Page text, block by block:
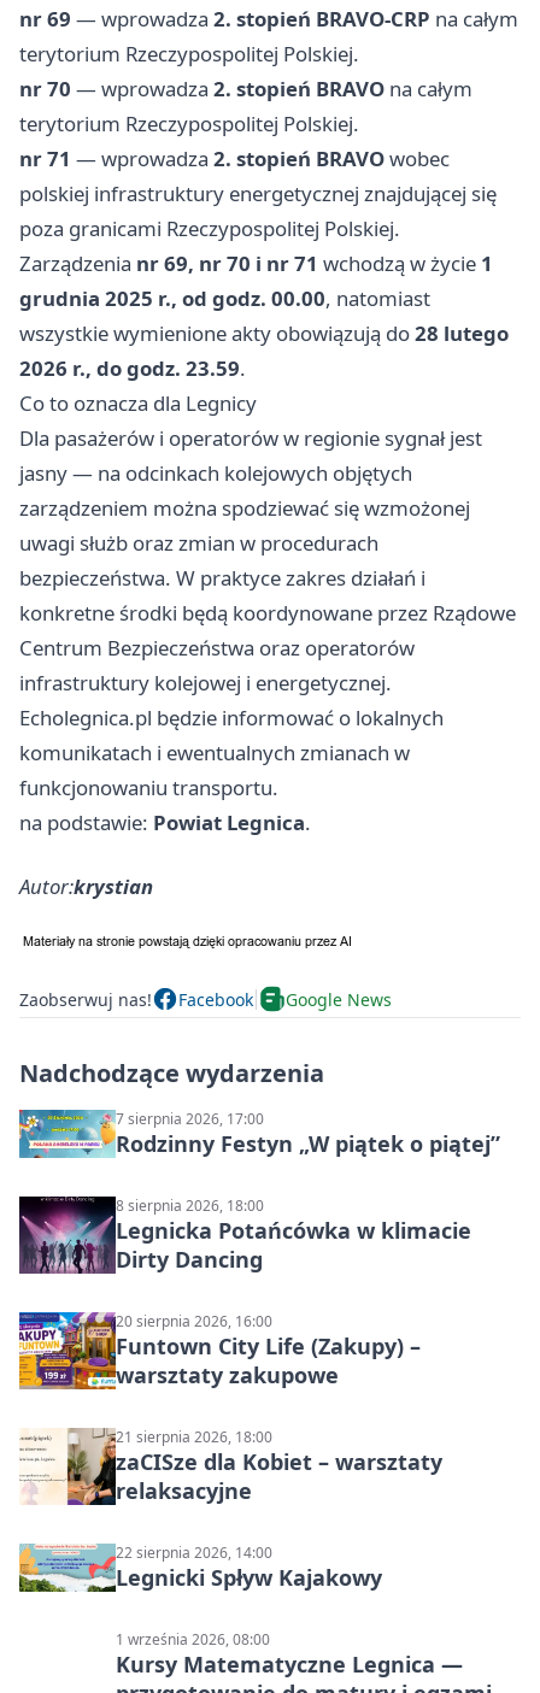
nr 69 — wprowadza 2. stopień BRAVO-CRP na całym
terytorium Rzeczypospolitej Polskiej.
nr 70 — wprowadza 2. stopień BRAVO na całym
terytorium Rzeczypospolitej Polskiej.
nr 71 — wprowadza 2. stopień BRAVOwobec
polskiej infrastruktury energetycznej znajdującej się
poza granicami Rzeczypospolitej Polskiej.
Zarządzenia nr 69, nr 70 i nr 71 wchodzą w życie 1
grudnia 2025 r., od godz. 00.00, natomiast
wszystkie wymienione akty obowiązują do28 lutego
2026 r., do godz. 23.59.
Co to oznacza dla Legnicy
Dla pasażerów i operatorów w regionie sygnał jest
jasny — na odcinkach kolejowych objętych
zarządzeniem można spodziewać się wzmożonej
uwagi służb oraz zmian w procedurach
bezpieczeństwa. W praktyce zakres działań i
konkretne środki będą koordynowane przez Rządowe
Centrum Bezpieczeństwa oraz operatorów
infrastruktury kolejowej i energetycznej.
Echolegnica.pl będzie informować o lokalnych
komunikatach i ewentualnych zmianach w
funkcjonowaniu transportu.
na podstawie: Powiat Legnica.
Autor:krystian
Zaobserwuj nas! Facebook Google News
Nadchodzące wydarzenia
7 sierpnia 2026, 17:00
Rodzinny Festyn „W piątek o piątej”
8 sierpnia 2026, 18:00
Legnicka Potańcówka w klimacie
Dirty Dancing
20 sierpnia 2026, 16:00
Funtown City Life (Zakupy) –
warsztaty zakupowe
21 sierpnia 2026, 18:00
zaCISze dla Kobiet – warsztaty
relaksacyjne
22 sierpnia 2026, 14:00
Legnicki Spływ Kajakowy
1 września 2026, 08:00
Kursy Matematyczne Legnica —